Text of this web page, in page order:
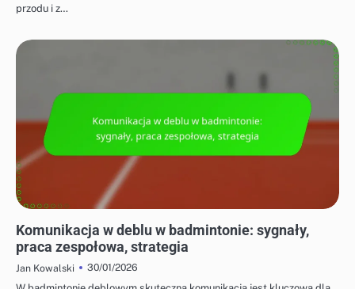
przodu i z…
Komunikacja w deblu w badmintonie: sygnały,
praca zespołowa, strategia
Jan Kowalski
30/01/2026